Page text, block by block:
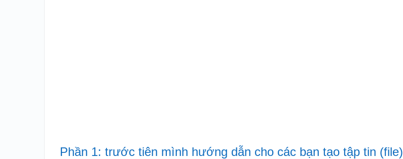
Phần 1: trước tiên mình hướng dẫn cho các bạn tạo tập tin (file)